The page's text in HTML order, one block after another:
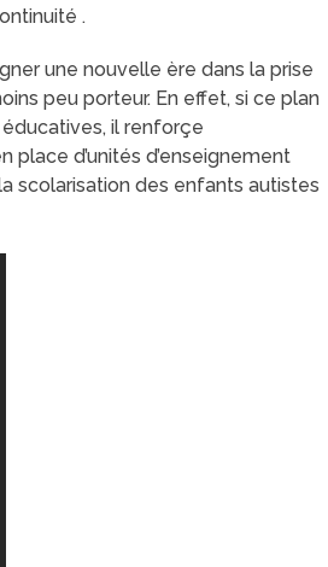
.
une nouvelle ère dans la prise
peu porteur. En effet, si ce plan
il renforçe
place d’unités d’enseignement
scolarisation des enfants autistes